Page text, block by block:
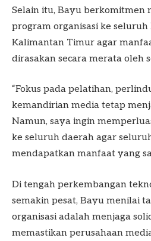
Selain itu, Bayu berkomitmen
program organisasi ke
Kalimantan Timur agar
dirasakan secara merata oleh
“Fokus pada pelatihan,
kemandirian media tetap
Namun, saya ingin
ke seluruh daerah agar
mendapatkan manfaat yang
Di tengah perkembangan
semakin pesat, Bayu menilai
organisasi adalah menjaga
memastikan perusahaan